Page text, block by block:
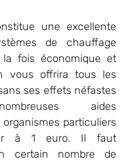
une excellente
de chauffage
fois économique et
vous offrira tous les
ses effets néfastes
aides
particuliers
à 1 euro. Il faut
certain nombre de